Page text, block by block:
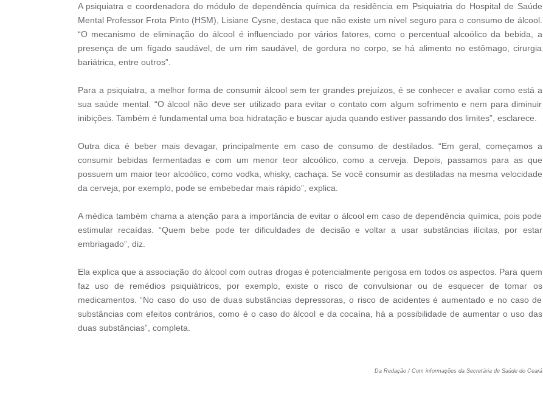
A psiquiatra e coordenadora do módulo de dependência química da residência em Psiquiatria do Hospital de Saúde
Mental Professor Frota Pinto (HSM), Lisiane Cysne, destaca que não existe um nível seguro para o consumo de álcool.
“O mecanismo de eliminação do álcool é influenciado por vários fatores, como o percentual alcoólico da bebida, a
presença de um fígado saudável, de um rim saudável, de gordura no corpo, se há alimento no estômago, cirurgia
bariátrica, entre outros”.
Para a psiquiatra, a melhor forma de consumir álcool sem ter grandes prejuízos, é se conhecer e avaliar como está a
sua saúde mental. “O álcool não deve ser utilizado para evitar o contato com algum sofrimento e nem para diminuir
inibições. Também é fundamental uma boa hidratação e buscar ajuda quando estiver passando dos limites”, esclarece.
Outra dica é beber mais devagar, principalmente em caso de consumo de destilados. “Em geral, começamos a
consumir bebidas fermentadas e com um menor teor alcoólico, como a cerveja. Depois, passamos para as que
possuem um maior teor alcoólico, como vodka, whisky, cachaça. Se você consumir as destiladas na mesma velocidade
da cerveja, por exemplo, pode se embebedar mais rápido”, explica.
A médica também chama a atenção para a importância de evitar o álcool em caso de dependência química, pois pode
estimular recaídas. “Quem bebe pode ter dificuldades de decisão e voltar a usar substâncias ilícitas, por estar
embriagado”, diz.
Ela explica que a associação do álcool com outras drogas é potencialmente perigosa em todos os aspectos. Para quem
faz uso de remédios psiquiátricos, por exemplo, existe o risco de convulsionar ou de esquecer de tomar os
medicamentos. “No caso do uso de duas substâncias depressoras, o risco de acidentes é aumentado e no caso de
substâncias com efeitos contrários, como é o caso do álcool e da cocaína, há a possibilidade de aumentar o uso das
duas substâncias”, completa.
Da Redação / Com informações da Secretária de Saúde do Ceará